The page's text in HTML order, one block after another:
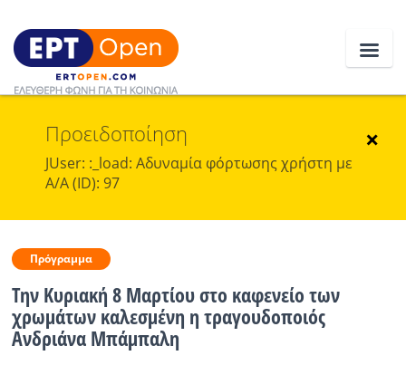
Ειδήσεις
Ελλάδα
Πολιτική
Οικονομία
Αθλητικά
×
Προειδοποίηση
JUser: :_load: Αδυναμία φόρτωσης χρήστη με
Α/Α (ID): 97
Πρόγραμμα
Την Κυριακή 8 Μαρτίου στο καφενείο των
χρωμάτων καλεσμένη η τραγουδοποιός
Ανδριάνα Μπάμπαλη